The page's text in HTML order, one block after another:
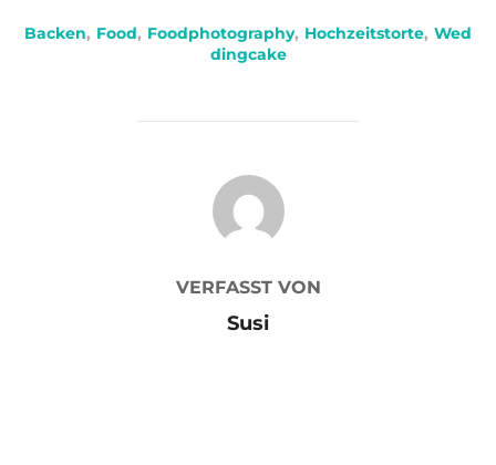
Backen, Food, Foodphotography, Hochzeitstorte, Wed
dingcake
BEITRAGSAUTOR
VERFASST VON
Susi